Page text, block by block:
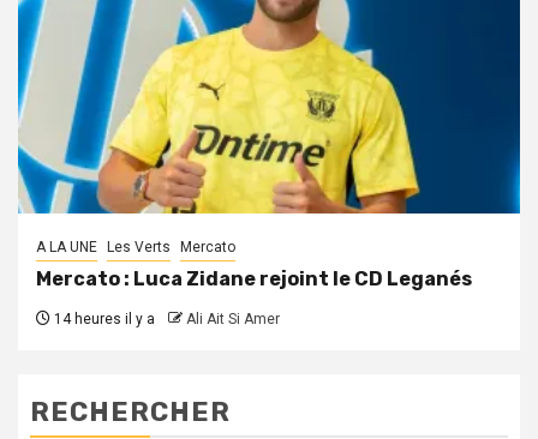
A LA UNE Les Verts Mercato
Mercato : Luca Zidane rejoint le CD Leganés
14 heures il y a Ali Ait Si Amer
RECHERCHER